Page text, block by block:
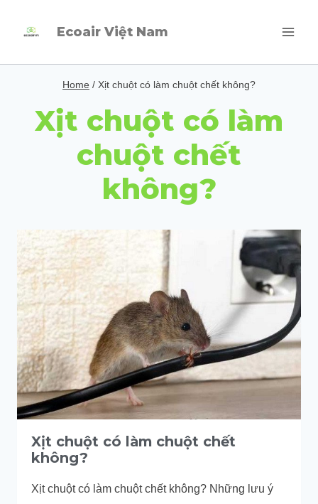
Ecoair Việt Nam
Home / Xịt chuột có làm chuột chết không?
Xịt chuột có làm
chuột chết
không?
Xịt chuột có làm chuột chết
không?
Xịt chuột có làm chuột chết không? Những lưu ý